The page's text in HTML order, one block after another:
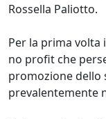
Rossella Paliotto.
Per la prima volta
no profit che
promozione dello
prevalentemente